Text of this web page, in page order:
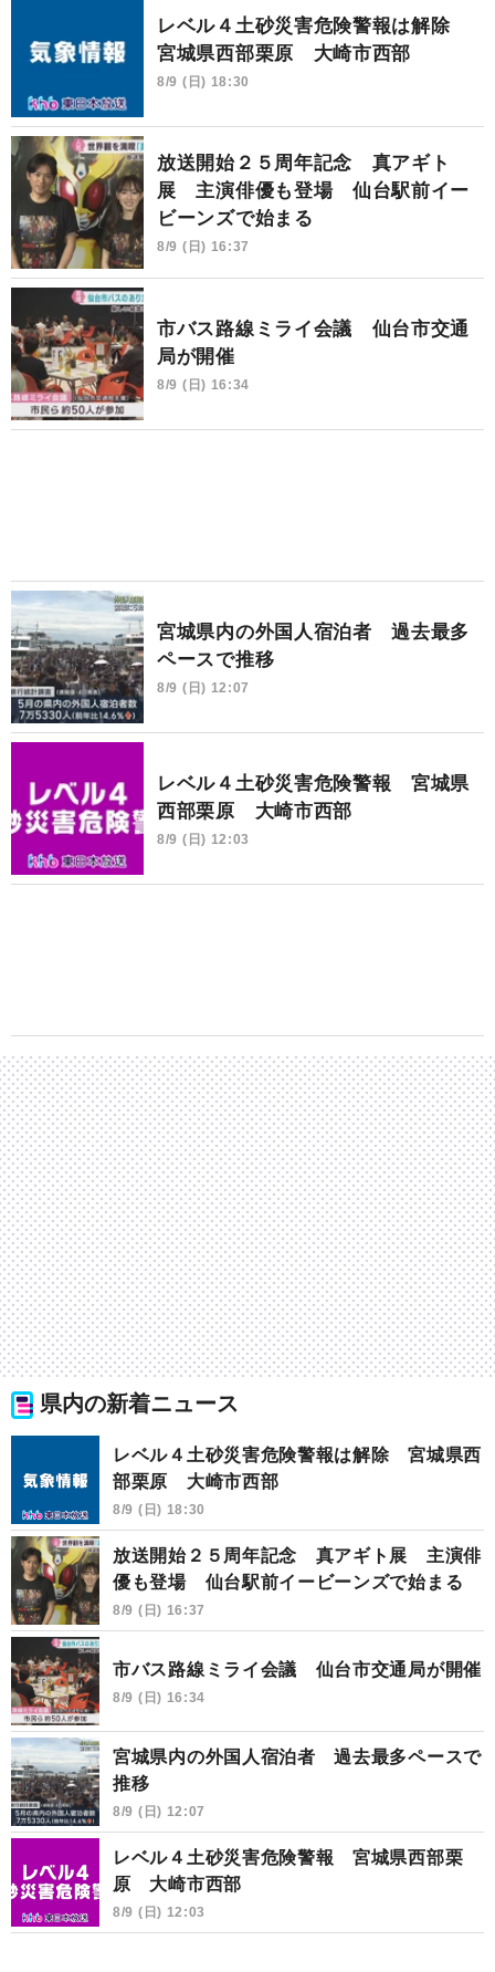
レベル４土砂災害危険警報は解除
宮城県西部栗原 大崎市西部
8/9 (日) 18:30
放送開始２５周年記念 真アギト
展 主演俳優も登場 仙台駅前イー
ビーンズで始まる
8/9 (日) 16:37
市バス路線ミライ会議 仙台市交通
局が開催
8/9 (日) 16:34
宮城県内の外国人宿泊者 過去最多
ペースで推移
8/9 (日) 12:07
レベル４土砂災害危険警報 宮城県
西部栗原 大崎市西部
8/9 (日) 12:03
県内の新着ニュース
レベル４土砂災害危険警報は解除 宮城県西
部栗原 大崎市西部
8/9 (日) 18:30
放送開始２５周年記念 真アギト展 主演俳
優も登場 仙台駅前イービーンズで始まる
8/9 (日) 16:37
市バス路線ミライ会議 仙台市交通局が開催
8/9 (日) 16:34
宮城県内の外国人宿泊者 過去最多ペースで
推移
8/9 (日) 12:07
レベル４土砂災害危険警報 宮城県西部栗
原 大崎市西部
8/9 (日) 12:03